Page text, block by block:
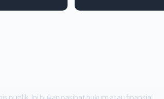
publik. Ini bukan nasihat hukum atau finansial.